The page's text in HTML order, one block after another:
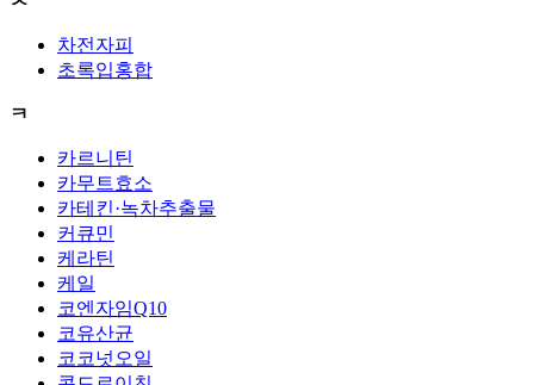
차전자피
초록입홍합
ㅋ
카르니틴
카무트효소
카테킨·녹차추출물
커큐민
케라틴
케일
코엔자임Q10
코유산균
코코넛오일